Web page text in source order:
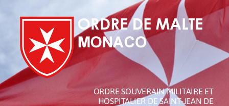
ORDRE SOUVERAIN MILITAIRE ET
HOSPITALIER DE SAINT-JEAN DE